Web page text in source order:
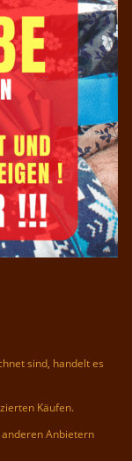
sind, handelt es
Käufen.
Anbietern